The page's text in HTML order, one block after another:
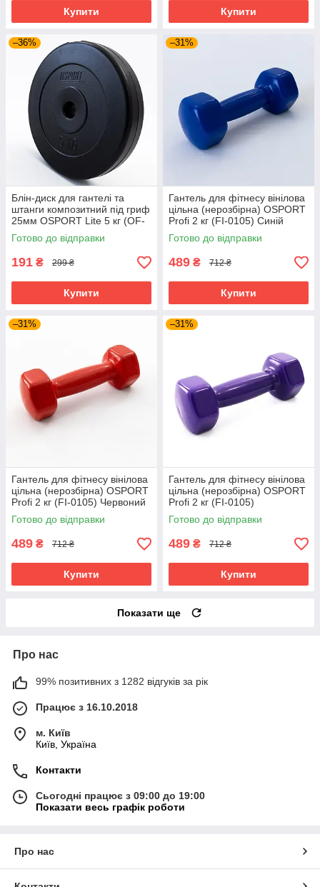
Купити Купити
–36%
Блін-диск для гантелі та
штанги композитний під гриф
25мм OSPORT Lite 5 кг (OF-
0142)
Готово до відправки
191 ₴ 299 ₴
Купити
–31%
Гантель для фітнесу вінілова
цільна (нерозбірна) OSPORT
Profi 2 кг (FI-0105) Синій
Готово до відправки
489 ₴ 712 ₴
Купити
–31%
Гантель для фітнесу вінілова
цільна (нерозбірна) OSPORT
Profi 2 кг (FI-0105) Червоний
Готово до відправки
489 ₴ 712 ₴
Купити
–31%
Гантель для фітнесу вінілова
цільна (нерозбірна) OSPORT
Profi 2 кг (FI-0105)
Фіолетовий
Готово до відправки
489 ₴ 712 ₴
Купити
Показати ще
Про нас
99% позитивних з 1282 відгуків за рік
Працює з 16.10.2018
м. Київ
Київ, Україна
Контакти
Сьогодні працює з 09:00 до 19:00
Показати весь графік роботи
Про нас